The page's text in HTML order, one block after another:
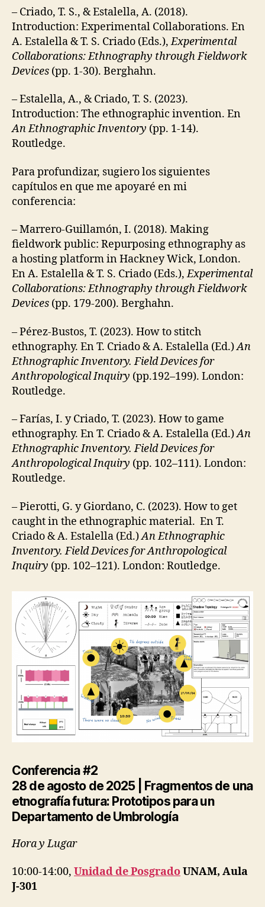
– Criado, T. S., & Estalella, A. (2018).
Introduction: Experimental Collaborations. En
A. Estalella & T. S. Criado (Eds.),Experimental
Collaborations: Ethnography through Fieldwork
Devices (pp. 1-30). Berghahn.
– Estalella, A., & Criado, T. S. (2023).
Introduction: The ethnographic invention. En
An Ethnographic Inventory (pp. 1-14).
Routledge.
Para profundizar, sugiero los siguientes
capítulos en que me apoyaré en mi
conferencia:
– Marrero-Guillamón, I. (2018). Making
fieldwork public: Repurposing ethnography as
a hosting platform in Hackney Wick, London.
En A. Estalella & T. S. Criado (Eds.),Experimental
Collaborations: Ethnography through Fieldwork
Devices (pp. 179-200). Berghahn.
– Pérez-Bustos, T. (2023). How to stitch
ethnography. En T. Criado & A. Estalella (Ed.)An
Ethnographic Inventory. Field Devices for
Anthropological Inquiry (pp.192–199). London:
Routledge.
– Farías, I. y Criado, T. (2023). How to game
ethnography. En T. Criado & A. Estalella (Ed.)An
Ethnographic Inventory. Field Devices for
Anthropological Inquiry (pp. 102–111). London:
Routledge.
– Pierotti, G. y Giordano, C. (2023). How to get
caught in the ethnographic material. En T.
Criado & A. Estalella (Ed.)An Ethnographic
Inventory. Field Devices for Anthropological
Inquiry (pp. 102–121). London: Routledge.
Conferencia #2
28 de agosto de 2025 | Fragmentos de una
etnografía futura: Prototipos para un
Departamento de Umbrología
Hora y Lugar
10:00-14:00, Unidad de PosgradoUNAM, Aula
J-301